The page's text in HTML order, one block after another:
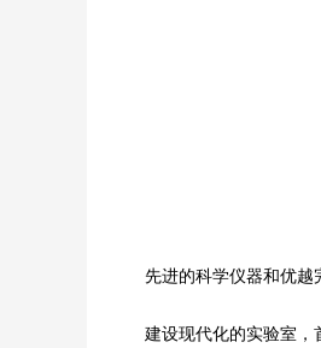
先进的科学仪器和优越完
建设现代化的实验室，首